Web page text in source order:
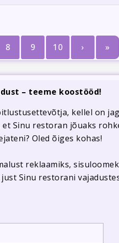
8 9 10 › »
– teeme koostööd!
kellel on
et Sinu restoran jõuaks
Oled õiges kohas!
reklaamiks,
Sinu restorani